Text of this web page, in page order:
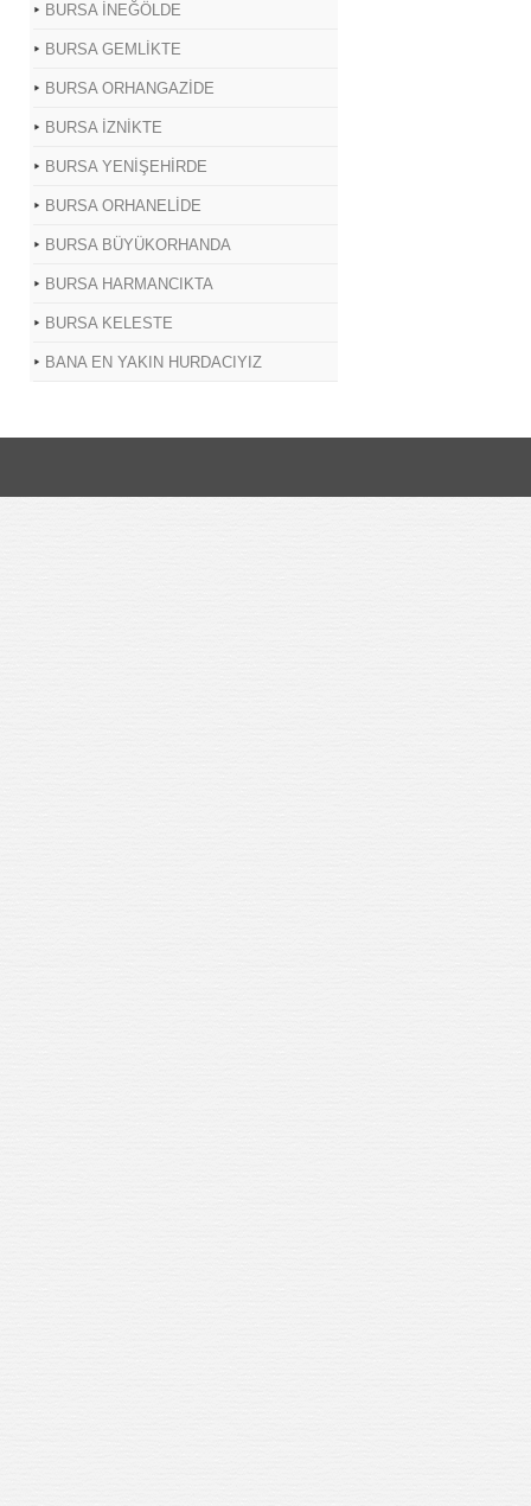
BURSA İNEĞÖLDE
BURSA GEMLİKTE
BURSA ORHANGAZİDE
BURSA İZNİKTE
BURSA YENİŞEHİRDE
BURSA ORHANELİDE
BURSA BÜYÜKORHANDA
BURSA HARMANCIKTA
BURSA KELESTE
BANA EN YAKIN HURDACIYIZ